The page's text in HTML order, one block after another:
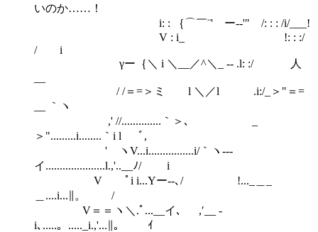
いのか……！
i: : ｛⌒￣¨' ー-‐'" /: : : /i/___!
V : i_ !: : :/
/ i
γー｛＼ i ＼__／^＼_ -‐ .l: :/ 人
/ /＝=＞ミ l ＼／l .i:/_＞"＝=
__ ｀ヽ
,' //..............｀＞､ _
＞".........i........｀i l ﾞ,
' ヽV...i................i/｀ヽ--‐
イ.....................l.,'..__ﾉ/ i
V ﾟi i...Yー‐-､/ !..._＿_
＿....i...∥。 /
V＝＝ヽ＼.ﾟ...__イ､ ,′__ -
i､.....。....._i.,'...∥。 ｲ